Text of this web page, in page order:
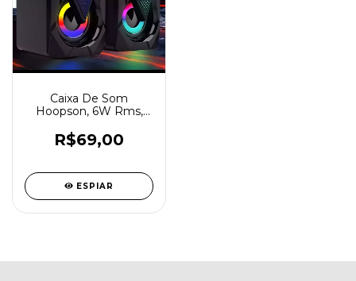
Caixa De Som
Hoopson, 6W Rms,
pc021led
R$69,00
ESPIAR